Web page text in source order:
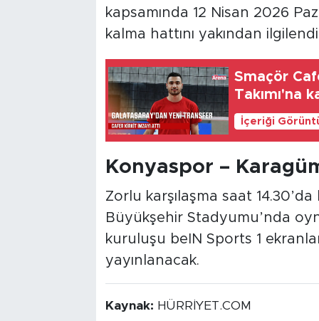
kapsamında 12 Nisan 2026
kalma hattını yakından
Smaçör
Takımı'na
İçeriği
Konyaspor –
Zorlu karşılaşma saat
Büyükşehir Stadyumu’nda
kuruluşu beIN Sports 1
yayınlanacak.
Kaynak: HÜRRİYET.COM